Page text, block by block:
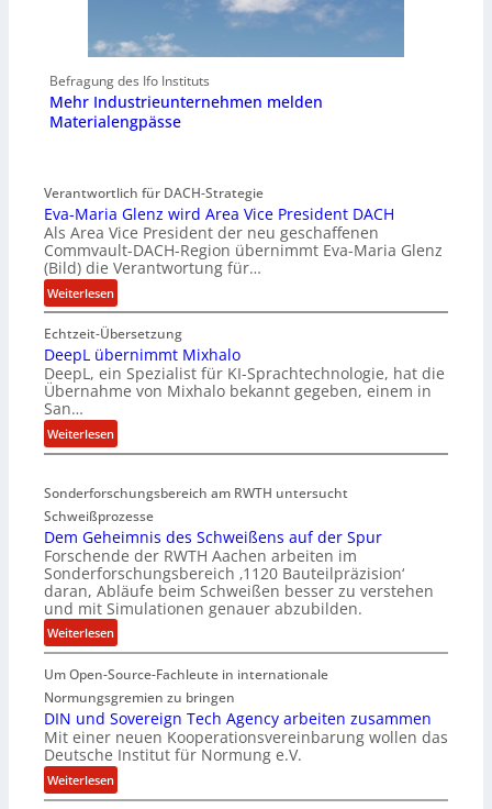
Befragung des Ifo Instituts
Mehr Industrieunternehmen melden
Materialengpässe
Verantwortlich für DACH-Strategie
Eva-Maria Glenz wird Area Vice President DACH
Als Area Vice President der neu geschaffenen
Commvault-DACH-Region übernimmt Eva-Maria Glenz
(Bild) die Verantwortung für…
Weiterlesen:
E
v
a
-
M
a
r
i
G
l
e
n
z
w
i
r
d
r
e
a
V
i
Echtzeit-Übersetzung
DeepL übernimmt Mixhalo
DeepL, ein Spezialist für KI-Sprachtechnologie, hat die
Übernahme von Mixhalo bekannt gegeben, einem in
San…
Weiterlesen:
D
e
p
L
ü
b
e
r
n
m
m
t
M
i
x
Sonderforschungsbereich am RWTH untersucht
Schweißprozesse
Dem Geheimnis des Schweißens auf der Spur
Forschende der RWTH Aachen arbeiten im
Sonderforschungsbereich ‚1120 Bauteilpräzision‘
daran, Abläufe beim Schweißen besser zu verstehen
und mit Simulationen genauer abzubilden.
Weiterlesen:
D
e
m
G
e
h
e
i
Um Open-Source-Fachleute in internationale
Normungsgremien zu bringen
DIN und Sovereign Tech Agency arbeiten zusammen
Mit einer neuen Kooperationsvereinbarung wollen das
Deutsche Institut für Normung e.V.
Weiterlesen:
D